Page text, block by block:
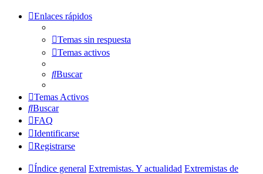
Enlaces rápidos
Temas sin respuesta
Temas activos
Buscar
Temas Activos
Buscar
FAQ
Identificarse
Registrarse
Índice general Extremistas. Y actualidad Extremistas de